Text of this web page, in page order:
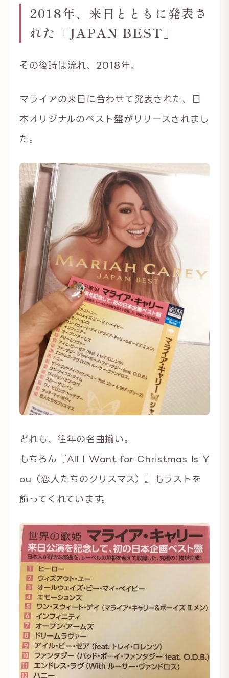
2018年、来日とともに発表さ
れた「JAPAN BEST」
その後時は流れ、2018年。
マライアの来日に合わせて発表された、日
本オリジナルのベスト盤がリリースされまし
た。
どれも、往年の名曲揃い。
もちろん『All I Want for Christmas Is Y
ou（恋人たちのクリスマス）』もラストを
飾ってくれています。